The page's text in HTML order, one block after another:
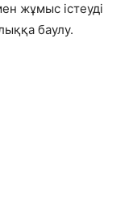
жұмыс істеуді
баулу.